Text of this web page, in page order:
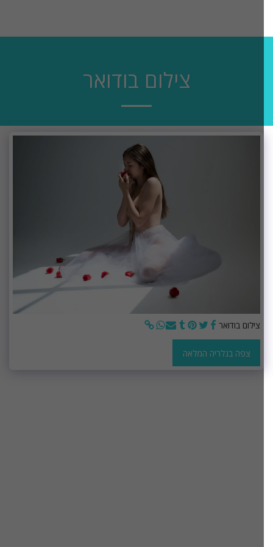
צילום בודואר
צילום בודואר
צפה בגלריה המלאה